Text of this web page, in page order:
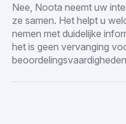
Nee, Noota neemt uw
ze samen. Het helpt u
nemen met duidelijke
het is geen vervanging